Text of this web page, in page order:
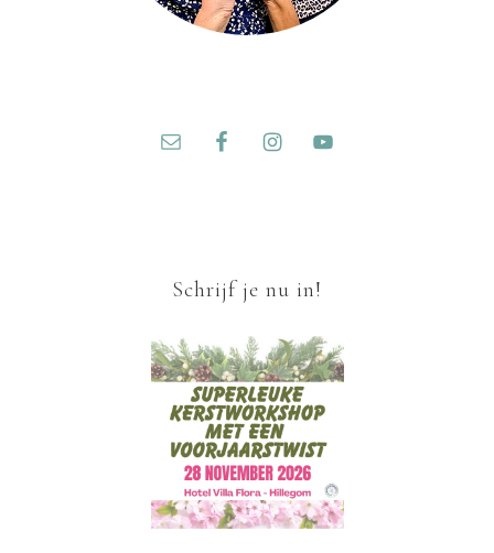
Schrijf je nu in!